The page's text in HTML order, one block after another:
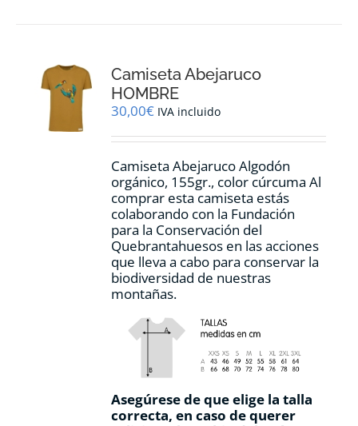
Camiseta Abejaruco
HOMBRE
30,00€ IVA incluido
Camiseta Abejaruco Algodón
orgánico, 155gr., color cúrcuma Al
comprar esta camiseta estás
colaborando con la Fundación
para la Conservación del
Quebrantahuesos en las acciones
que lleva a cabo para conservar la
biodiversidad de nuestras
montañas.
Asegúrese de que elige la talla
correcta, en caso de querer